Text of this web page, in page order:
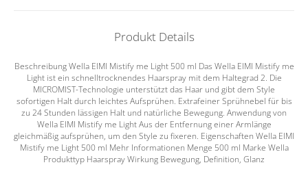
Produkt Details
Beschreibung Wella EIMI Mistify me Light 500 ml Das Wella EIMI Mistify me
Light ist ein schnelltrocknendes Haarspray mit dem Haltegrad 2. Die
MICROMIST-Technologie unterstützt das Haar und gibt dem Style
sofortigen Halt durch leichtes Aufsprühen. Extrafeiner Sprühnebel für bis
zu 24 Stunden lässigen Halt und natürliche Bewegung. Anwendung von
Wella EIMI Mistify me Light Aus der Entfernung einer Armlänge
gleichmäßig aufsprühen, um den Style zu fixeren. Eigenschaften Wella EIMI
Mistify me Light 500 ml Mehr Informationen Menge 500 ml Marke Wella
Produkttyp Haarspray Wirkung Bewegung, Definition, Glanz